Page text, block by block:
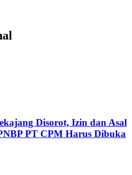
Disorot, Izin dan Asal
PT CPM Harus Dibuka